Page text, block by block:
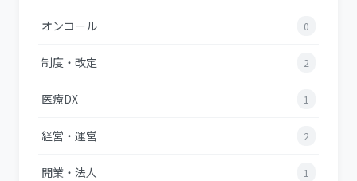
オンコール 0
制度・改定 2
医療DX 1
経営・運営 2
開業・法人 1